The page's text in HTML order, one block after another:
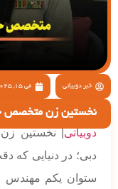
خبر دوبیاتی می 15, 2025
نخستین زن متخصص
دوبیاتی| نخستین
دبی؛ در دنیایی که
ستوان یکم مهندس